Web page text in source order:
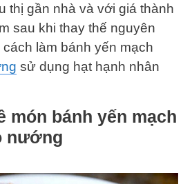
thị gần nhà và với giá thành
sau khi thay thế nguyên
làm bánh yến mạch
sử dụng hạt hạnh nhân
món bánh yến mạch
nướng